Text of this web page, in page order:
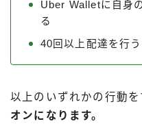
Uber Walletに自身
る
40回以上配達を行う
以上のいずれかの行動を
オンになります。